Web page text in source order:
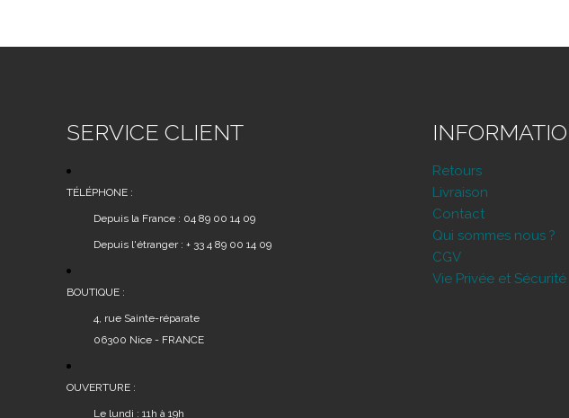
SERVICE CLIENT
TÉLÉPHONE :
Depuis la France : 04 89 00 14 09
Depuis l'étranger : + 33 4 89 00 14 09
BOUTIQUE :
4, rue Sainte-réparate
06300 Nice - FRANCE
OUVERTURE :
Le lundi : 11h à 19h
Retours
Livraison
Contact
Qui sommes nous ?
CGV
Vie Privée et Sécurité